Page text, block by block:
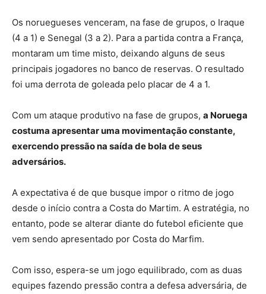
Os noruegueses venceram, na fase de grupos, o Iraque
(4 a 1) e Senegal (3 a 2). Para a partida contra a França,
montaram um time misto, deixando alguns de seus
principais jogadores no banco de reservas. O resultado
foi uma derrota de goleada pelo placar de 4 a 1.
Com um ataque produtivo na fase de grupos, a Noruega
costuma apresentar uma movimentação constante,
exercendo pressão na saída de bola de seus
adversários.
A expectativa é de que busque impor o ritmo de jogo
desde o início contra a Costa do Martim. A estratégia, no
entanto, pode se alterar diante do futebol eficiente que
vem sendo apresentado por Costa do Marfim.
Com isso, espera-se um jogo equilibrado, com as duas
equipes fazendo pressão contra a defesa adversária, de